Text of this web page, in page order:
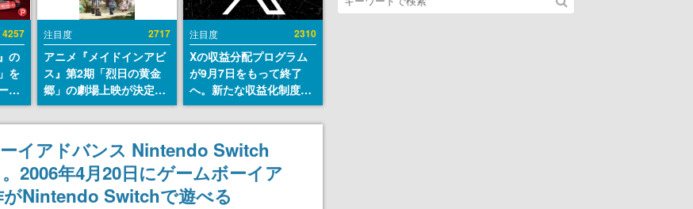
4257
の
を
ス
体
ル
な
注目度 2717
アニメ『メイドインアビ
ス』第2期「烈日の黄金
郷」の劇場上映が決定！
レグ役・伊瀬茉莉也さん
らが登壇する舞台挨拶も
実施
注目度 2310
Xの収益分配プログラム
が9月7日をもって終了
へ。新たな収益化制度
「Original Content
Rewards Program」を
発表
ーイアドバンス Nintendo Switch
2006年4月20日にゲームボーイア
がNintendo Switchで遊べる